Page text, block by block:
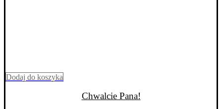
Dodaj do koszyka
Chwalcie Pana!